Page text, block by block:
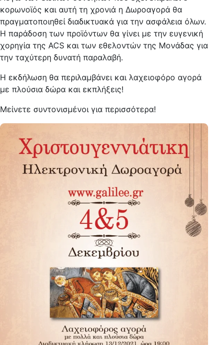
κορωνοϊός και αυτή τη χρονιά η Δωροαγορά θα
πραγματοποιηθεί διαδικτυακά για την ασφάλεια όλων.
Η παράδοση των προϊόντων θα γίνει με την ευγενική
χορηγία της ACS και των εθελοντών της Μονάδας για
την ταχύτερη δυνατή παραλαβή.
Η εκδήλωση θα περιλαμβάνει και λαχειοφόρο αγορά
με πλούσια δώρα και εκπλήξεις!
Μείνετε συντονισμένοι για περισσότερα!